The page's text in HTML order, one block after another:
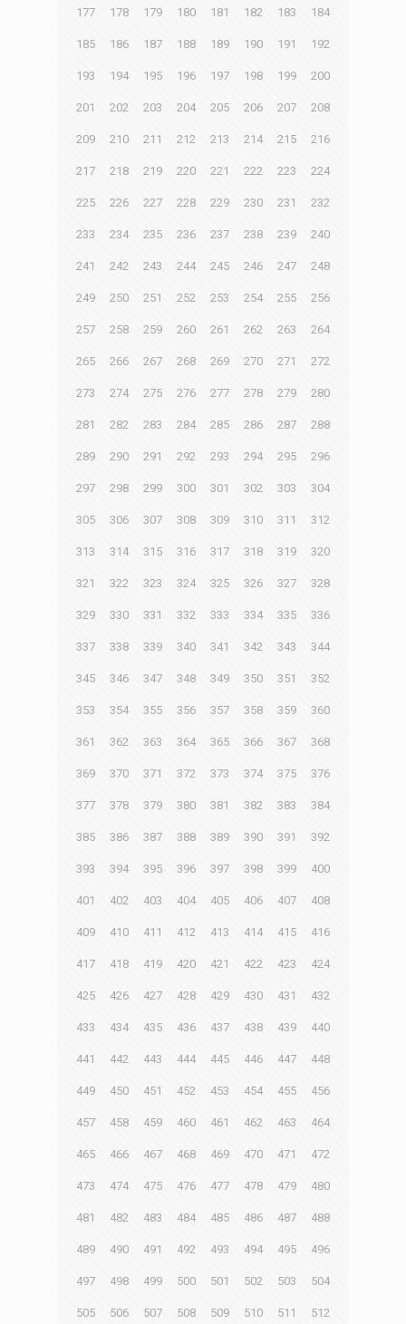
177 178 179 180 181 182 183 184
185 186 187 188 189 190 191 192
193 194 195 196 197 198 199 200
201 202 203 204 205 206 207 208
209 210 211 212 213 214 215 216
217 218 219 220 221 222 223 224
225 226 227 228 229 230 231 232
233 234 235 236 237 238 239 240
241 242 243 244 245 246 247 248
249 250 251 252 253 254 255 256
257 258 259 260 261 262 263 264
265 266 267 268 269 270 271 272
273 274 275 276 277 278 279 280
281 282 283 284 285 286 287 288
289 290 291 292 293 294 295 296
297 298 299 300 301 302 303 304
305 306 307 308 309 310 311 312
313 314 315 316 317 318 319 320
321 322 323 324 325 326 327 328
329 330 331 332 333 334 335 336
337 338 339 340 341 342 343 344
345 346 347 348 349 350 351 352
353 354 355 356 357 358 359 360
361 362 363 364 365 366 367 368
369 370 371 372 373 374 375 376
377 378 379 380 381 382 383 384
385 386 387 388 389 390 391 392
393 394 395 396 397 398 399 400
401 402 403 404 405 406 407 408
409 410 411 412 413 414 415 416
417 418 419 420 421 422 423 424
425 426 427 428 429 430 431 432
433 434 435 436 437 438 439 440
441 442 443 444 445 446 447 448
449 450 451 452 453 454 455 456
457 458 459 460 461 462 463 464
465 466 467 468 469 470 471 472
473 474 475 476 477 478 479 480
481 482 483 484 485 486 487 488
489 490 491 492 493 494 495 496
497 498 499 500 501 502 503 504
505 506 507 508 509 510 511 512